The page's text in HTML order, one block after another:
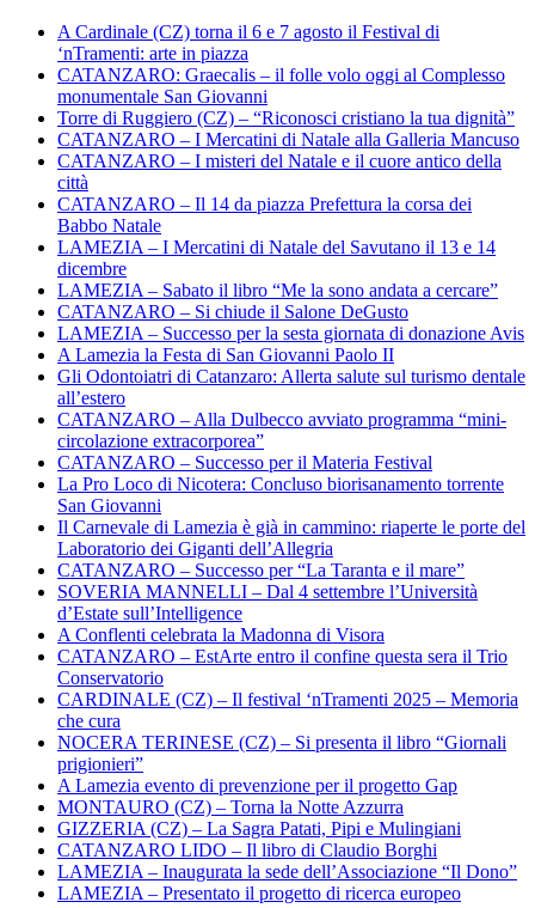
A Cardinale (CZ) torna il 6 e 7 agosto il Festival di
‘nTramenti: arte in piazza
CATANZARO: Graecalis – il folle volo oggi al Complesso
monumentale San Giovanni
Torre di Ruggiero (CZ) – “Riconosci cristiano la tua dignità”
CATANZARO – I Mercatini di Natale alla Galleria Mancuso
CATANZARO – I misteri del Natale e il cuore antico della
città
CATANZARO – Il 14 da piazza Prefettura la corsa dei
Babbo Natale
LAMEZIA – I Mercatini di Natale del Savutano il 13 e 14
dicembre
LAMEZIA – Sabato il libro “Me la sono andata a cercare”
CATANZARO – Si chiude il Salone DeGusto
LAMEZIA – Successo per la sesta giornata di donazione Avis
A Lamezia la Festa di San Giovanni Paolo II
Gli Odontoiatri di Catanzaro: Allerta salute sul turismo dentale
all’estero
CATANZARO – Alla Dulbecco avviato programma “mini-
circolazione extracorporea”
CATANZARO – Successo per il Materia Festival
La Pro Loco di Nicotera: Concluso biorisanamento torrente
San Giovanni
Il Carnevale di Lamezia è già in cammino: riaperte le porte del
Laboratorio dei Giganti dell’Allegria
CATANZARO – Successo per “La Taranta e il mare”
SOVERIA MANNELLI – Dal 4 settembre l’Università
d’Estate sull’Intelligence
A Conflenti celebrata la Madonna di Visora
CATANZARO – EstArte entro il confine questa sera il Trio
Conservatorio
CARDINALE (CZ) – Il festival ‘nTramenti 2025 – Memoria
che cura
NOCERA TERINESE (CZ) – Si presenta il libro “Giornali
prigionieri”
A Lamezia evento di prevenzione per il progetto Gap
MONTAURO (CZ) – Torna la Notte Azzurra
GIZZERIA (CZ) – La Sagra Patati, Pipi e Mulingiani
CATANZARO LIDO – Il libro di Claudio Borghi
LAMEZIA – Inaugurata la sede dell’Associazione “Il Dono”
LAMEZIA – Presentato il progetto di ricerca europeo